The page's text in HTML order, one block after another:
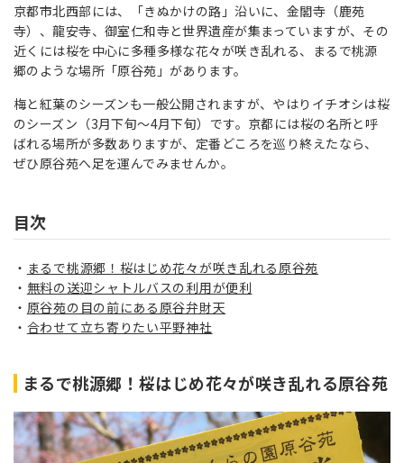
京都市北西部には、「きぬかけの路」沿いに、金閣寺（鹿苑
寺）、龍安寺、御室仁和寺と世界遺産が集まっていますが、その
近くには桜を中心に多種多様な花々が咲き乱れる、まるで桃源
郷のような場所「原谷苑」があります。
梅と紅葉のシーズンも一般公開されますが、やはりイチオシは桜
のシーズン（3月下旬〜4月下旬）です。京都には桜の名所と呼
ばれる場所が多数ありますが、定番どころを巡り終えたなら、
ぜひ原谷苑へ足を運んでみませんか。
目次
まるで桃源郷！桜はじめ花々が咲き乱れる原谷苑
無料の送迎シャトルバスの利用が便利
原谷苑の目の前にある原谷弁財天
合わせて立ち寄りたい平野神社
まるで桃源郷！桜はじめ花々が咲き乱れる原谷苑